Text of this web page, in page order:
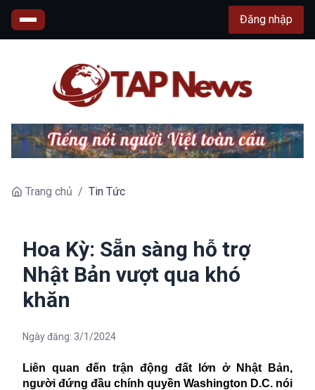
Đăng nhập
Trang chủ / Tin Tức
Hoa Kỳ: Sẵn sàng hỗ trợ
Nhật Bản vượt qua khó
khăn
Ngày đăng: 3/1/2024
Liên quan đến trận động đất lớn ở Nhật Bản,
người đứng đầu chính quyền Washington D.C. nói